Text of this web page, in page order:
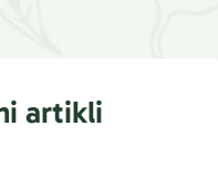
artikli